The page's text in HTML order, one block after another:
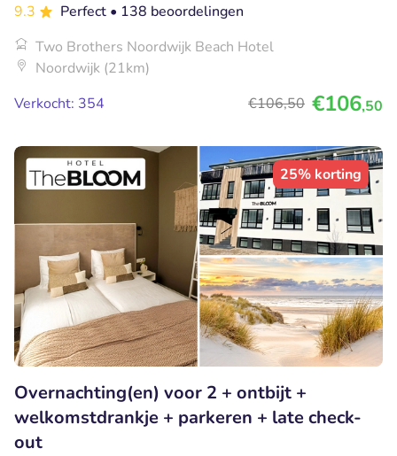
9.3 Perfect • 138 beoordelingen
Two Brothers Noordwijk Beach Hotel
Noordwijk (21km)
Verkocht: 354
€106,50 €106,50
25% korting
Overnachting(en) voor 2 + ontbijt +
welkomstdrankje + parkeren + late check-
out